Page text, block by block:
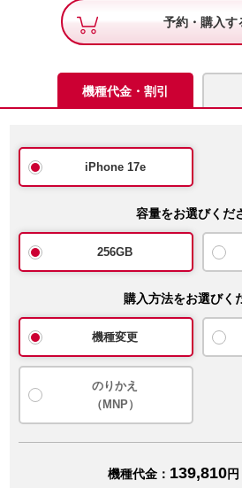
予約・購入す
機種代金・割引
iPhone 17e
容量をお選びくだ
256GB
購入方法をお選びく
機種変更
のりかえ
（MNP）
機種代金： 139,810円